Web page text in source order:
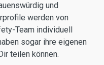
und
werden von
Team individuell
sogar ihre eigenen
teilen können.